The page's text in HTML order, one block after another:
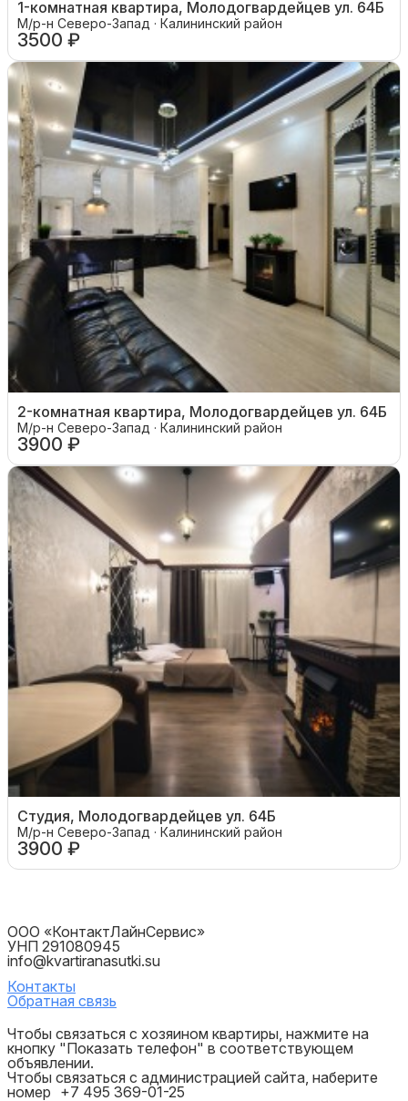
1-комнатная квартира, Молодогвардейцев ул. 64Б
М/р-н Северо-Запад · Калининский район
3500 ₽
2-комнатная квартира, Молодогвардейцев ул. 64Б
М/р-н Северо-Запад · Калининский район
3900 ₽
Студия, Молодогвардейцев ул. 64Б
М/р-н Северо-Запад · Калининский район
3900 ₽
ООО «КонтактЛайнСервис»
УНП 291080945
info@kvartiranasutki.su
Контакты
Обратная связь
Чтобы связаться с хозяином квартиры, нажмите на
кнопку "Показать телефон" в соответствующем
объявлении.
Чтобы связаться с администрацией сайта, наберите
номер +7 495 369-01-25